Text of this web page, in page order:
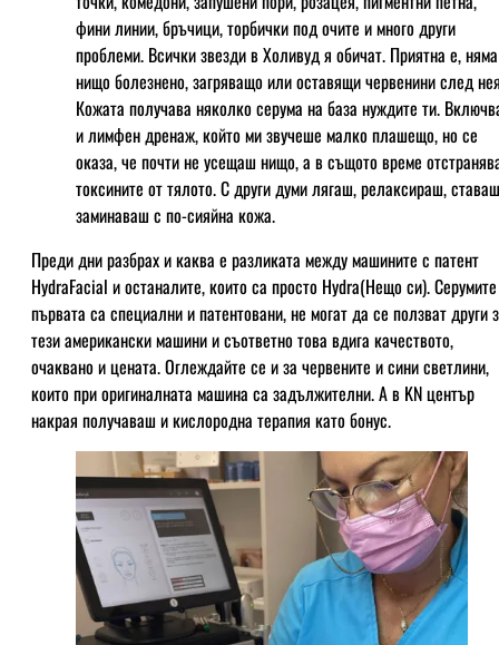
фини линии, бръчици, торбички под очите и много други
проблеми. Всички звезди в Холивуд я обичат. Приятна е, няма
нищо болезнено, загряващо или оставящи червенини след
Кожата получава няколко серума на база нуждите ти.
и лимфен дренаж, който ми звучеше малко плашещо, но се
оказа, че почти не усещаш нищо, а в същото време
токсините от тялото. С други думи лягаш, релаксираш,
заминаваш с по-сияйна кожа.
Преди дни разбрах и каква е разликата между машините с патент
HydraFacial и останалите, които са просто Hydra(Нещо си).
първата са специални и патентовани, не могат да се ползват други
тези американски машини и съответно това вдига качеството,
очаквано и цената. Оглеждайте се и за червените и сини светлини,
които при оригиналната машина са задължителни. А в KN център
накрая получаваш и кислородна терапия като бонус.